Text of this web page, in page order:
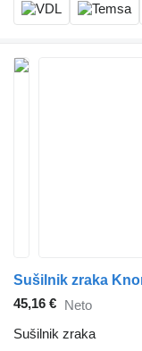
45,16 € Neto
Sušilnik zraka